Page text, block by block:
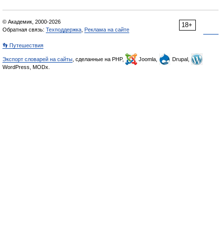
18+
© Академик, 2000-2026
Обратная связь: Техподдержка Реклама на сайте
👣 Путешествия
Экспорт словарей на сайты , сделанные на PHP, Joomla,
Drupal,
WordPress, MODx.